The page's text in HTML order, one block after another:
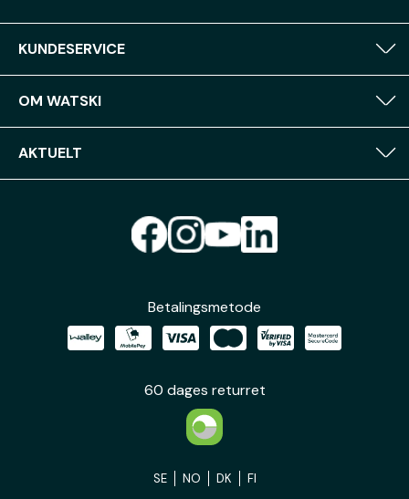
KUNDESERVICE
OM WATSKI
AKTUELT
Betalingsmetode
60 dages returret
SE NO DK FI